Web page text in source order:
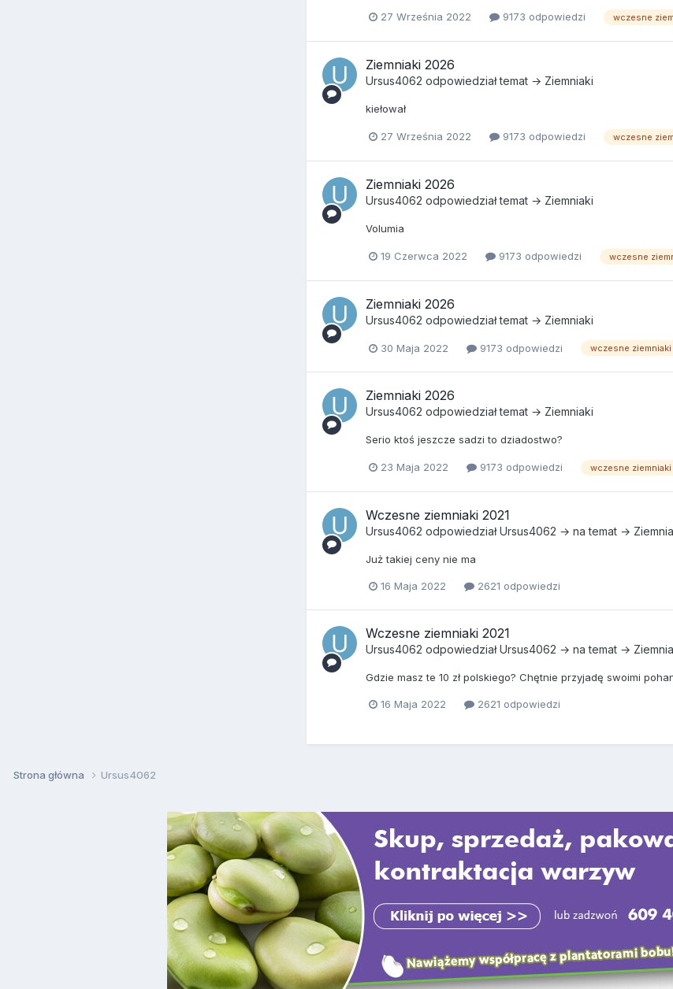
27 Września 2022 9173 odpowiedzi wczesne
Ziemniaki 2026
Ursus4062 odpowiedział temat → Ziemniaki
kiełował
27 Września 2022 9173 odpowiedzi wczesne
Ziemniaki 2026
Ursus4062 odpowiedział temat → Ziemniaki
Volumia
19 Czerwca 2022 9173 odpowiedzi wczesne
Ziemniaki 2026
Ursus4062 odpowiedział temat → Ziemniaki
30 Maja 2022 9173 odpowiedzi wczesne ziemniaki
Ziemniaki 2026
Ursus4062 odpowiedział temat → Ziemniaki
Serio ktoś jeszcze sadzi to dziadostwo?
23 Maja 2022 9173 odpowiedzi wczesne ziemniaki
Wczesne ziemniaki 2021
Ursus4062 odpowiedziałUrsus4062 → na temat →
Już takiej ceny nie ma
16 Maja 2022 2621 odpowiedzi
Wczesne ziemniaki 2021
Ursus4062 odpowiedziałUrsus4062 → na temat →
Gdzie masz te 10 zł polskiego? Chętnie przyjadę swoimi
16 Maja 2022 2621 odpowiedzi
Strona główna Ursus4062